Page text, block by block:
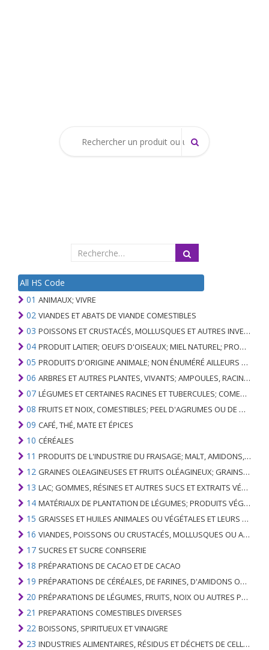
All HS Code
01 ANIMAUX; VIVRE
02 VIANDES ET ABATS DE VIANDE COMESTIBLES
03 POISSONS ET CRUSTACÉS, MOLLUSQUES ET AUTRES INVERTÉBRÉS AQUATIQUES
04 PRODUIT LAITIER; OEUFS D'OISEAUX; MIEL NATUREL; PRODUITS COMESTIBLES D'ORIGINE ANIMALE, NON ÉNUMÉRÉS AILLEURS OU INCLUS
05 PRODUITS D'ORIGINE ANIMALE; NON ÉNUMÉRÉ AILLEURS OU INCLUS
06 ARBRES ET AUTRES PLANTES, VIVANTS; AMPOULES, RACINES ET ANALOGUES; FLEURS COUPEES ET FEUILLAGE ORNEMENTAL
07 LÉGUMES ET CERTAINES RACINES ET TUBERCULES; COMESTIBLE
08 FRUITS ET NOIX, COMESTIBLES; PEEL D'AGRUMES OU DE MELONS
09 CAFÉ, THÉ, MATE ET ÉPICES
10 CÉRÉALES
11 PRODUITS DE L'INDUSTRIE DU FRAISAGE; MALT, AMIDONS, INULINE, GLUTEN DE BLÉ
12 GRAINES OLEAGINEUSES ET FRUITS OLÉAGINEUX; GRAINS DIVERS, GRAINES ET FRUITS, PLANTES INDUSTRIELLES OU MÉDICINALES; PAILLE ET FOURRAGE
13 LAC; GOMMES, RÉSINES ET AUTRES SUCS ET EXTRAITS VÉGÉTAUX
14 MATÉRIAUX DE PLANTATION DE LÉGUMES; PRODUITS VÉGÉTAUX NON DÉNOMMÉS NI COMPRIS AILLEURS
15 GRAISSES ET HUILES ANIMALES OU VÉGÉTALES ET LEURS PRODUITS DE CLIVAGE; GRAISSES ANIMALES PRÉPARÉES; CIRES ANIMALES OU VÉGÉTALES
16 VIANDES, POISSONS OU CRUSTACÉS, MOLLUSQUES OU AUTRES INVERTÉBRÉS AQUATIQUES; PRÉPARATIONS DE CELLES-CI
17 SUCRES ET SUCRE CONFISERIE
18 PRÉPARATIONS DE CACAO ET DE CACAO
19 PRÉPARATIONS DE CÉRÉALES, DE FARINES, D'AMIDONS OU DE LAIT; PRODUITS DE PATISSERIE
20 PRÉPARATIONS DE LÉGUMES, FRUITS, NOIX OU AUTRES PARTIES DE PLANTES
21 PREPARATIONS COMESTIBLES DIVERSES
22 BOISSONS, SPIRITUEUX ET VINAIGRE
23 INDUSTRIES ALIMENTAIRES, RÉSIDUS ET DÉCHETS DE CELLES-CI; FOURRAGE ANIMAL PRÉPARÉ